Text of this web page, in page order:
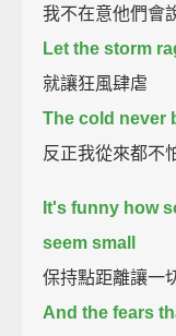
我不在意他們會
Let the storm
就讓狂風肆虐
The cold never
反正我從來都不
It's funny how
seem small
保持點距離讓一
And the fears